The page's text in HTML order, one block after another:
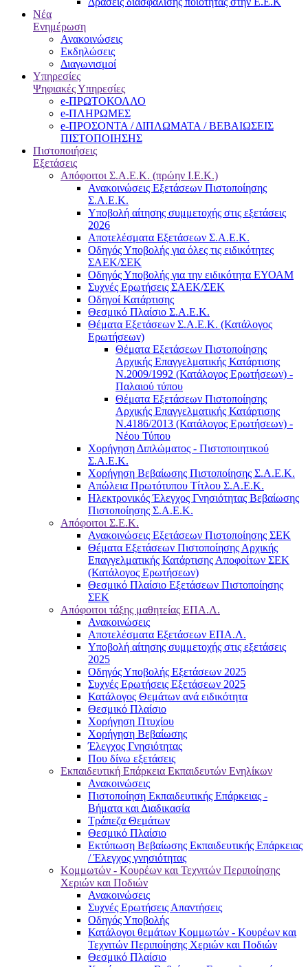
Νέα
Ενημέρωση
Ανακοινώσεις
Εκδηλώσεις
Διαγωνισμοί
Υπηρεσίες
Ψηφιακές Υπηρεσίες
e-ΠΡΩΤΟΚΟΛΛΟ
e-ΠΛΗΡΩΜΕΣ
e-ΠΡΟΣΟΝΤΑ / ΔΙΠΛΩΜΑΤΑ / ΒΕΒΑΙΩΣΕΙΣ
ΠΙΣΤΟΠΟΙΗΣΗΣ
Πιστοποιήσεις
Εξετάσεις
Απόφοιτοι Σ.Α.Ε.Κ. (πρώην Ι.Ε.Κ.)
Ανακοινώσεις Εξετάσεων Πιστοποίησης
Σ.Α.Ε.Κ.
Υποβολή αίτησης συμμετοχής στις εξετάσεις
2026
Αποτελέσματα Εξετάσεων Σ.Α.Ε.Κ.
Οδηγός Υποβολής για όλες τις ειδικότητες
ΣΑΕΚ/ΣΕΚ
Οδηγός Υποβολής για την ειδικότητα ΕΥΟΑΜ
Συχνές Ερωτήσεις ΣΑΕΚ/ΣΕΚ
Οδηγοί Κατάρτισης
Θεσμικό Πλαίσιο Σ.Α.Ε.Κ.
Θέματα Εξετάσεων Σ.Α.Ε.Κ. (Κατάλογος
Ερωτήσεων)
Θέματα Εξετάσεων Πιστοποίησης
Αρχικής Επαγγελματικής Κατάρτισης
Ν.2009/1992 (Κατάλογος Ερωτήσεων) -
Παλαιού τύπου
Θέματα Εξετάσεων Πιστοποίησης
Αρχικής Επαγγελματικής Κατάρτισης
Ν.4186/2013 (Κατάλογος Ερωτήσεων) -
Νέου Τύπου
Χορήγηση Διπλώματος - Πιστοποιητικού
Σ.Α.Ε.Κ.
Χορήγηση Βεβαίωσης Πιστοποίησης Σ.Α.Ε.Κ.
Απώλεια Πρωτότυπου Τίτλου Σ.Α.Ε.Κ.
Ηλεκτρονικός Έλεγχος Γνησιότητας Βεβαίωσης
Πιστοποίησης Σ.Α.Ε.Κ.
Απόφοιτοι Σ.Ε.Κ.
Ανακοινώσεις Εξετάσεων Πιστοποίησης ΣΕΚ
Θέματα Εξετάσεων Πιστοποίησης Αρχικής
Επαγγελματικής Κατάρτισης Αποφοίτων ΣΕΚ
(Κατάλογος Ερωτήσεων)
Θεσμικό Πλαίσιο Εξετάσεων Πιστοποίησης
ΣΕΚ
Απόφοιτοι τάξης μαθητείας ΕΠΑ.Λ.
Ανακοινώσεις
Αποτελέσματα Εξετάσεων ΕΠΑ.Λ.
Υποβολή αίτησης συμμετοχής στις εξετάσεις
2025
Οδηγός Υποβολής Εξετάσεων 2025
Συχνές Ερωτήσεις Εξετάσεων 2025
Κατάλογος Θεμάτων ανά ειδικότητα
Θεσμικό Πλαίσιο
Χορήγηση Πτυχίου
Χορήγηση Βεβαίωσης
Έλεγχος Γνησιότητας
Που δίνω εξετάσεις
Εκπαιδευτική Επάρκεια Εκπαιδευτών Ενηλίκων
Ανακοινώσεις
Πιστοποίηση Εκπαιδευτικής Επάρκειας -
Βήματα και Διαδικασία
Τράπεζα Θεμάτων
Θεσμικό Πλαίσιο
Εκτύπωση Βεβαίωσης Εκπαιδευτικής Επάρκειας
/ Έλεγχος γνησιότητας
Κομμωτών - Κουρέων και Τεχνιτών Περιποίησης
Χεριών και Ποδιών
Ανακοινώσεις
Συχνές Ερωτήσεις Απαντήσεις
Οδηγός Υποβολής
Κατάλογοι θεμάτων Κομμωτών - Κουρέων και
Τεχνιτών Περιποίησης Χεριών και Ποδιών
Θεσμικό Πλαίσιο